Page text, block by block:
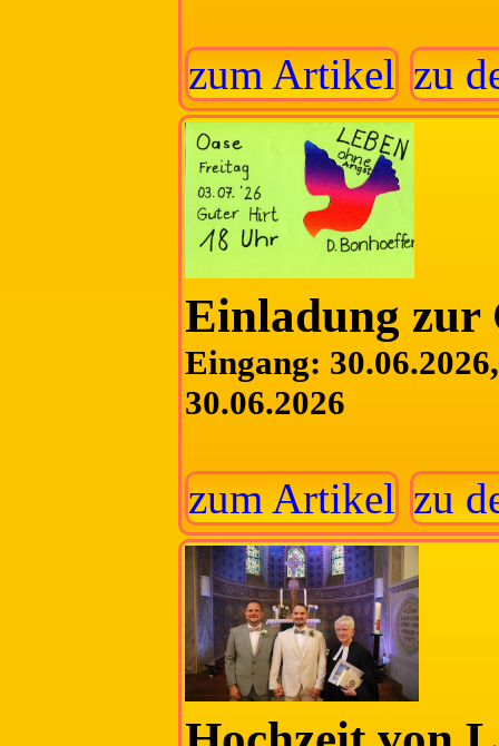
zum Artikel zu
Einladung zur
Eingang:
30.06.2026
zum Artikel zu